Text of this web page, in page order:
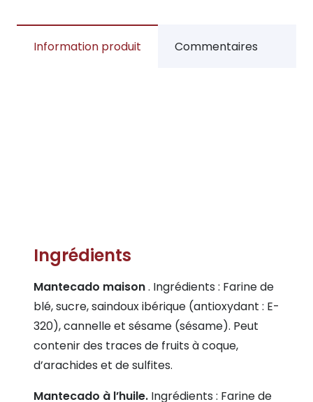
Information produit Commentaires
Ingrédients
Mantecado maison. Ingrédients : Farine de
blé, sucre, saindoux ibérique (antioxydant : E-
320), cannelle et sésame (sésame). Peut
contenir des traces de fruits à coque,
d’arachides et de sulfites.
Mantecado à l’huile. Ingrédients : Farine de